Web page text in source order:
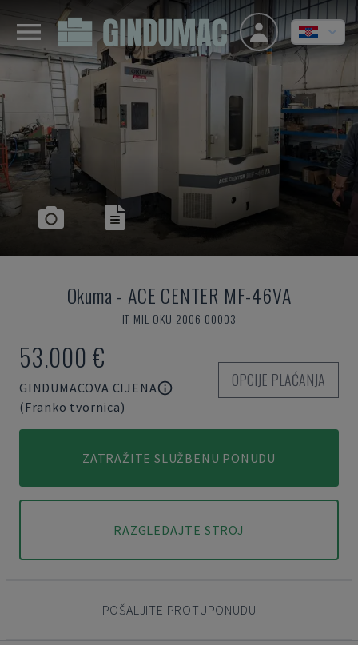
Okuma - ACE CENTER MF-46VA
IT-MIL-OKU-2006-00003
53.000 €
GINDUMACOVA CIJENA
(Franko tvornica)
OPCIJE PLAĆANJA
ZATRAŽITE SLUŽBENU PONUDU
RAZGLEDAJTE STROJ
POŠALJITE PROTUPONUDU